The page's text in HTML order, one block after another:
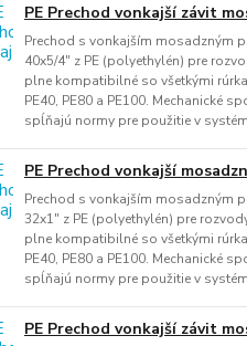
PE Prechod vonkajší závit
Prechod s vonkajším mosadzným
40x5/4" z PE (polyethylén) pre
plne kompatibilné so všetkými
PE40, PE80 a PE100. Mechanické
spĺňajú normy pre použitie v
PE Prechod vonkajší
Prechod s vonkajším mosadzným
32x1" z PE (polyethylén) pre
plne kompatibilné so všetkými
PE40, PE80 a PE100. Mechanické
spĺňajú normy pre použitie v
PE Prechod vonkajší závit